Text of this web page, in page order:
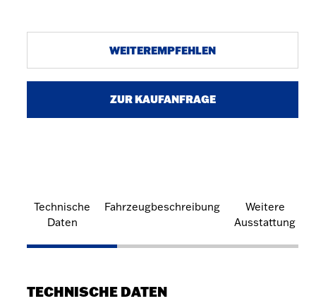
WEITEREMPFEHLEN
ZUR KAUFANFRAGE
Technische
Daten
Fahrzeugbeschreibung
Weitere
Ausstattung
TECHNISCHE DATEN